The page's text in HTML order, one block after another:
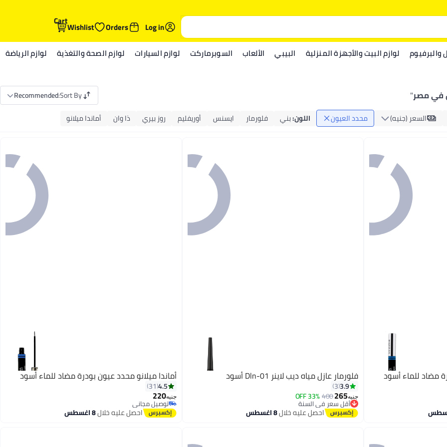
Log in
Orders
Wishlist
Cart
والبرفيوم لوازم البيت والأجهزة المنزلية البيبي الألعاب السوبرماركت لوازم السيارات لوازم الصحة والتغذية لوازم الرياضة
في مصر"
Sort By
:
Recommended
السعر (جنيه) محدد العيون اللون:بني فلورمار ايسنس أوريفليم روز بيري ذا وان أماندا ميلانو
مضاد للماء أسود فلورمار عازل مياه ديب لاينر Dln-01 أسود
3.9
3
جنيه265
400
33% OFF
أقل سعر في السنة
توصيل مجاني
أقل سعر في السنة
احصل عليه خلال8 اغسطس
أماندا ميلانو محدد عيون بودرة مضاد للماء أسود
4.5
31
جنيه220
توصيل مجاني
توصيل مجانياحصل عليه خلال8 اغسطس